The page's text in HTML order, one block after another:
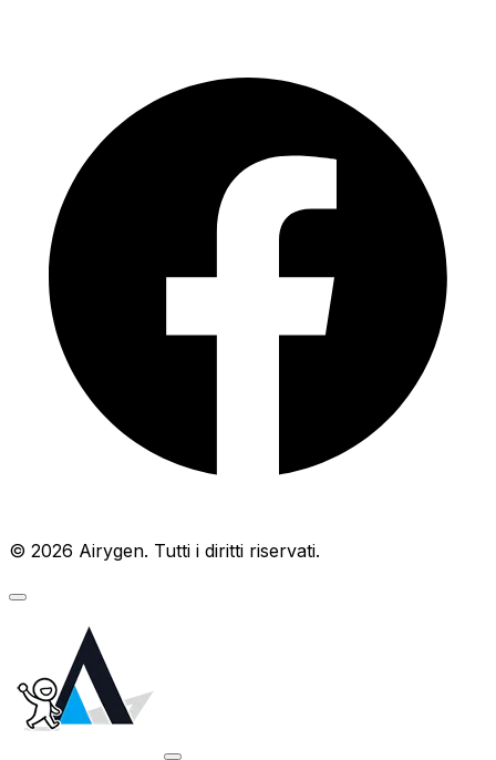
© 2026 Airygen. Tutti i diritti riservati.